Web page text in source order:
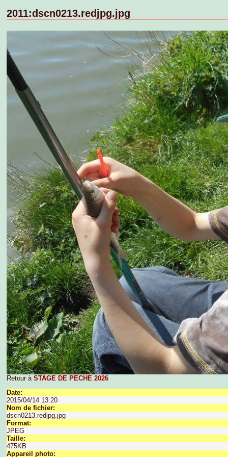
2011:dscn0213.redjpg.jpg
Retour à STAGE DE PECHE 2026
Date:
2015/04/14 13:20
Nom de fichier:
dscn0213.redjpg.jpg
Format:
JPEG
Taille:
475KB
Appareil photo: